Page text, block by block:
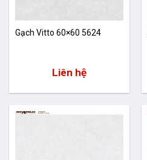
Gạch Vitto 60×60 5624
Liên hệ